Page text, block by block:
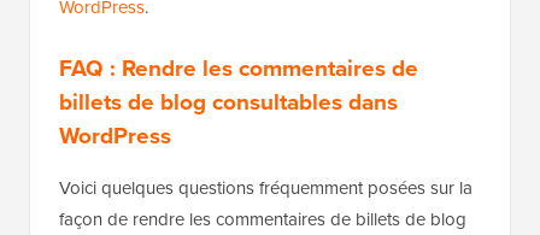
WordPress.
FAQ : Rendre les commentaires de
billets de blog consultables dans
WordPress
Voici quelques questions fréquemment posées sur la
façon de rendre les commentaires de billets de blog